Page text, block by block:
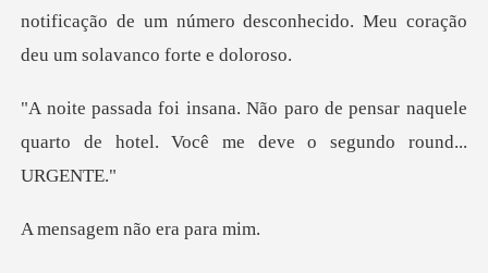
noti
de pensar naquele
quarto de hotel. Voc
m não era